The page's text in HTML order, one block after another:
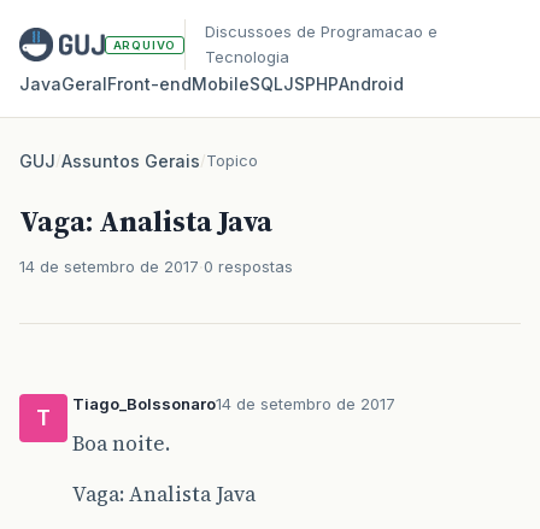
ARQUIVO
Discussoes de Programacao e
Tecnologia
JavaGeralFront‑endMobileSQLJSPHPAndroid
GUJ/Assuntos Gerais/Topico
Vaga: Analista Java
14 de setembro de 2017 0 respostas
T
Tiago_Bolssonaro14 de setembro de 2017
Boa noite.
Vaga: Analista Java